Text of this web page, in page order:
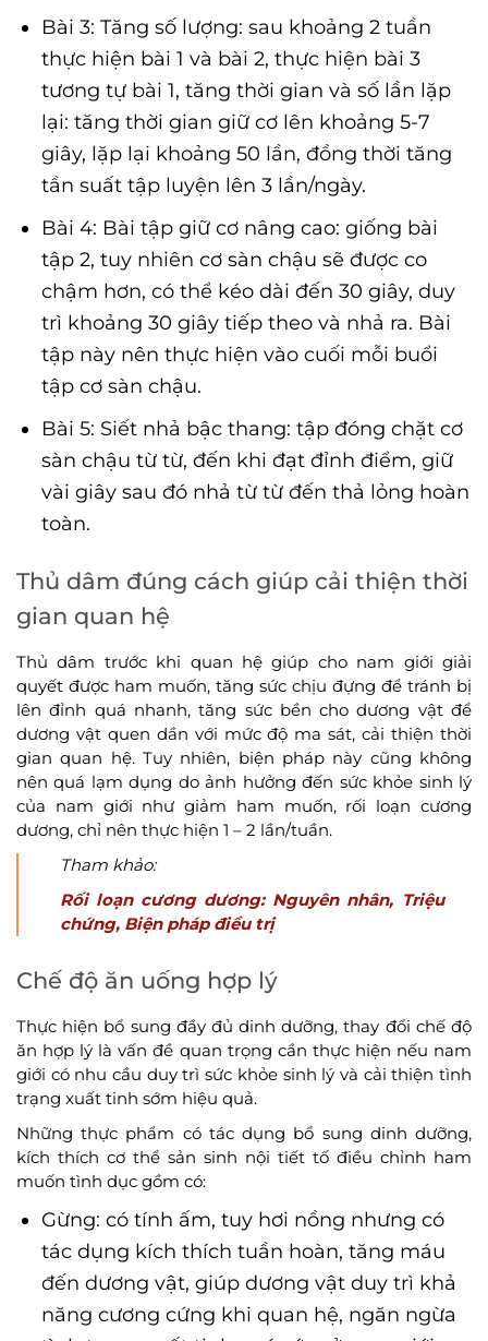
Bài 3: Tăng số lượng: sau khoảng 2 tuần
thực hiện bài 1 và bài 2, thực hiện bài 3
tương tự bài 1, tăng thời gian và số lần lặp
lại: tăng thời gian giữ cơ lên khoảng 5-7
giây, lặp lại khoảng 50 lần, đồng thời tăng
tần suất tập luyện lên 3 lần/ngày.
Bài 4: Bài tập giữ cơ nâng cao: giống bài
tập 2, tuy nhiên cơ sàn chậu sẽ được co
chậm hơn, có thể kéo dài đến 30 giây, duy
trì khoảng 30 giây tiếp theo và nhả ra. Bài
tập này nên thực hiện vào cuối mỗi buổi
tập cơ sàn chậu.
Bài 5: Siết nhả bậc thang: tập đóng chặt cơ
sàn chậu từ từ, đến khi đạt đỉnh điểm, giữ
vài giây sau đó nhả từ từ đến thả lỏng hoàn
toàn.
Thủ dâm đúng cách giúp cải thiện thời
gian quan hệ
Thủ dâm trước khi quan hệ giúp cho nam giới giải
quyết được ham muốn, tăng sức chịu đựng để tránh bị
lên đỉnh quá nhanh, tăng sức bền cho dương vật để
dương vật quen dần với mức độ ma sát, cải thiện thời
gian quan hệ. Tuy nhiên, biện pháp này cũng không
nên quá lạm dụng do ảnh hưởng đến sức khỏe sinh lý
của nam giới như giảm ham muốn, rối loạn cương
dương, chỉ nên thực hiện 1 – 2 lần/tuần.
Tham khảo:
Rối loạn cương dương: Nguyên nhân, Triệu
chứng, Biện pháp điều trị
Chế độ ăn uống hợp lý
Thực hiện bổ sung đầy đủ dinh dưỡng, thay đổi chế độ
ăn hợp lý là vấn đề quan trọng cần thực hiện nếu nam
giới có nhu cầu duy trì sức khỏe sinh lý và cải thiện tình
trạng xuất tinh sớm hiệu quả.
Những thực phẩm có tác dụng bổ sung dinh dưỡng,
kích thích cơ thể sản sinh nội tiết tố điều chỉnh ham
muốn tình dục gồm có:
Gừng: có tính ấm, tuy hơi nồng nhưng có
tác dụng kích thích tuần hoàn, tăng máu
đến dương vật, giúp dương vật duy trì khả
năng cương cứng khi quan hệ, ngăn ngừa